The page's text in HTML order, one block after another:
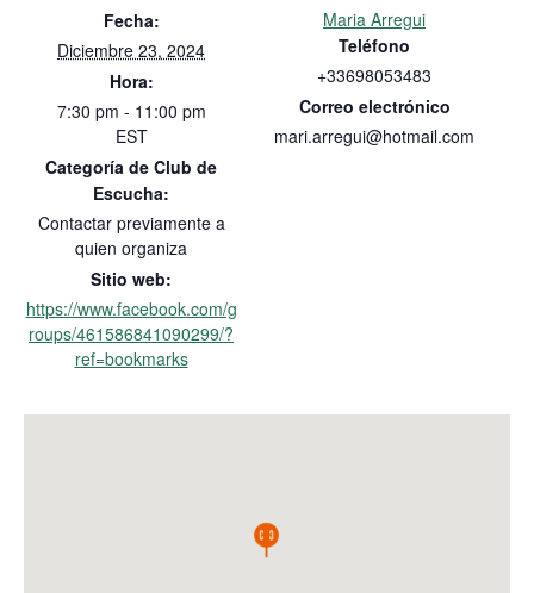
Fecha:
Diciembre 23, 2024
Hora:
7:30 pm - 11:00 pm
EST
Categoría de Club de
Escucha:
Contactar previamente a
quien organiza
Sitio web:
https://www.facebook.com/g
roups/461586841090299/?
ref=bookmarks
Maria Arregui
Teléfono
+33698053483
Correo electrónico
mari.arregui@hotmail.com